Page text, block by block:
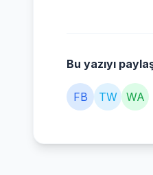
Bu yazıyı
FB TW WA